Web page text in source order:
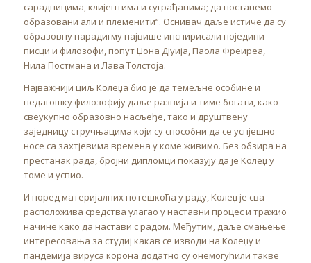
сарадницима, клијентима и суграђанима; да постанемо
образовани али и племенити“. Оснивач даље истиче да су
образовну парадигму највише инспирисали поједини
писци и филозофи, попут Џона Дјуија, Паола Фреиреа,
Нила Постмана и Лава Толстоја.
Најважнији циљ Колеџа био је да темељне особине и
педагошку филозофију даље развија и тиме богати, како
свеукупно образовно насљеђе, тако и друштвену
заједницу стручњацима који су способни да се успјешно
носе са захтјевима времена у коме живимо. Без обзира на
престанак рада, бројни дипломци показују да је Колеџ у
томе и успио.
И поред материјалних потешкоћа у раду, Колеџ је сва
расположива средства улагао у наставни процес и тражио
начине како да настави с радом. Међутим, даље смањење
интересовања за студиј какав се изводи на Колеџу и
пандемија вируса корона додатно су онемогућили такве